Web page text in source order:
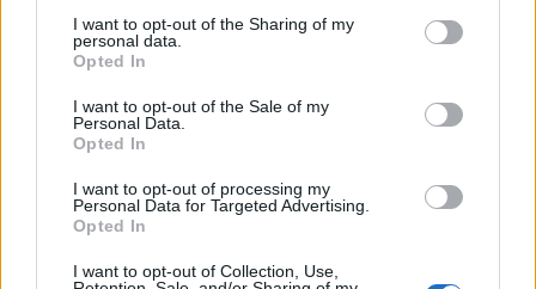
not limited to your visit or usage behaviour. You may click to
grant or deny consent to Google and its third-party tags to
use your data for below specified purposes in below Google
consent section.
I want to opt-out of the Sharing of my
personal data.
Opted In
I want to opt-out of the Sale of my
Personal Data.
Opted In
I want to opt-out of processing my
Personal Data for Targeted Advertising.
Opted In
I want to opt-out of Collection, Use,
Σχόλια
είχαν ανάγκη» - Η πρώτη
δήλωση της οικογένειας
της 38χρονης Λίζα που
Κυψέλη
εικόνες πριν και